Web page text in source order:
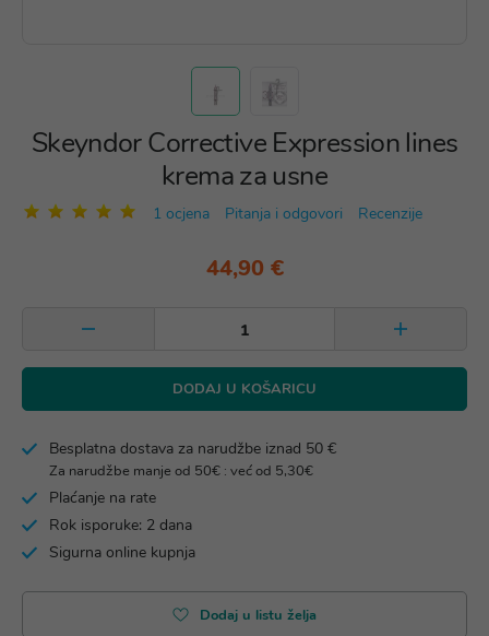
Skeyndor Corrective Expression lines
krema za usne
1 ocjena Pitanja i odgovori Recenzije
44,90 €
DODAJ U KOŠARICU
Besplatna dostava za narudžbe iznad 50 €
Za narudžbe manje od 50€ : već od 5,30€
Plaćanje na rate
Rok isporuke: 2 dana
Sigurna online kupnja
Dodaj u listu želja